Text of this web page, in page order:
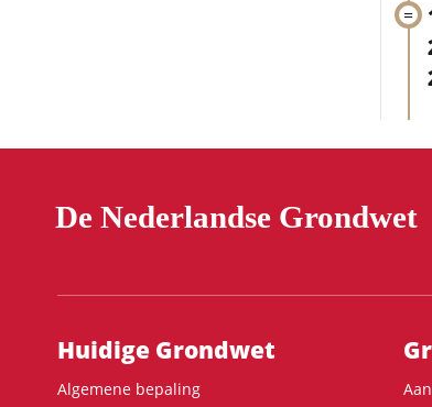
De Nederlandse Grondwet
Hoofdnavigatie
Huidige Grondwet
Algemene bepaling